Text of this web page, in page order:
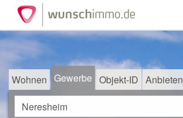
Wohnen Gewerbe Objekt-ID Anbieten